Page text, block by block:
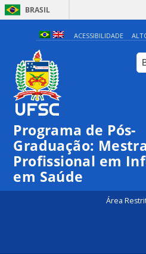
BRASIL
ACESSIBILIDADE
Programa de Pós-
Graduação:
Profissional em
em Saúde
Área